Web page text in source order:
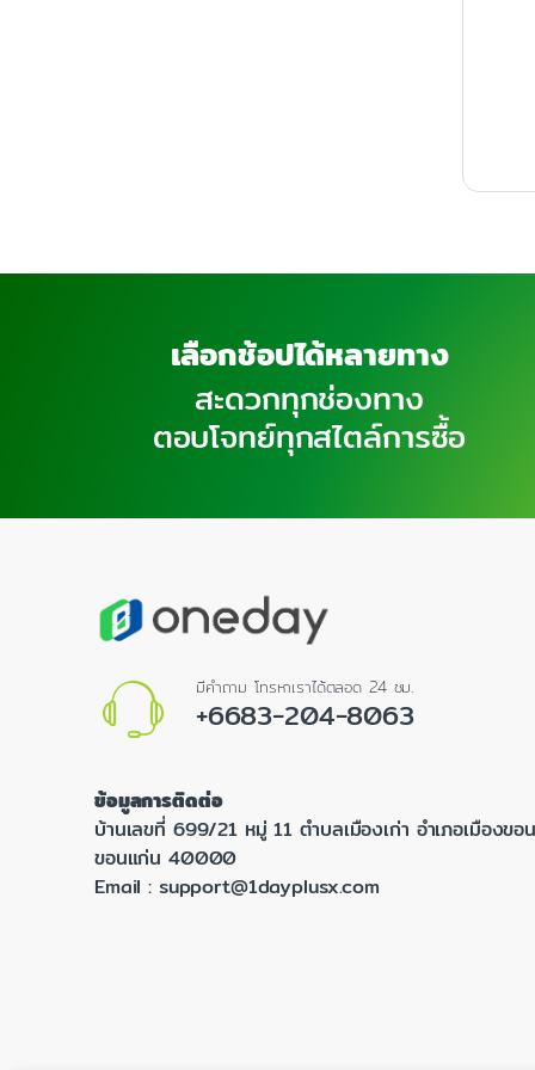
เลือกช้อปได้หลายทาง
สะดวกทุกช่องทาง
ตอบโจทย์ทุกสไตล์การซื้อ
มีคำถาม โทรหาเราได้ตลอด 24 ชม.
+6683-204-8063
ข้อมูลการติดต่อ
บ้านเลขที่ 699/21 หมู่ 11 ตำบลเมืองเก่า อำเภอเมืองข
ขอนแก่น 40000
Email : support@1dayplusx.com